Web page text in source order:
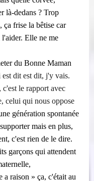
là-dedans ? Trop
frise la bêtise car
Elle ne me
du Bonne Maman
dit est dit, j'y vais.
c'est le rapport avec
celui qui nous oppose
génération spontanée
mais en plus,
c'est rien de le dire.
garçons qui attendent
a raison » ça, c'était au